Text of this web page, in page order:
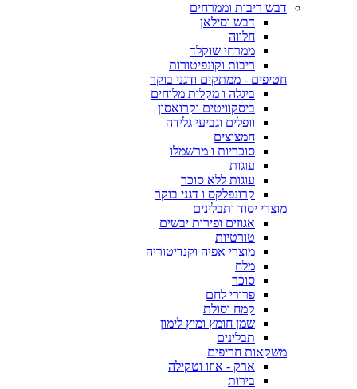
דבש ריבות וממרחים
דבש וסילאן
חלווה
ממרחי שוקלד
ריבות וקונפיטורות
חטיפים - ממתקים ודגני בוקר
ביגלה ו מקלות מלוחים
ביסקוויטים וקרואסון
וופלים וגביעי גלידה
חמצוצים
סוכריות ו מרשמלו
עוגות
עוגות ללא סוכר
קרונפלקס ו דגני בוקר
מוצרי יסוד ותבלינים
אגוזים ופירות יבשים
טורטיות
מוצרי אפיה וקנדיטוריה
מלח
סוכר
פרורי לחם
קמח וסולת
שמן חומץ ומיץ לימון
תבלינים
משקאות חריפים
ארק - אוזו וטקילה
בירות